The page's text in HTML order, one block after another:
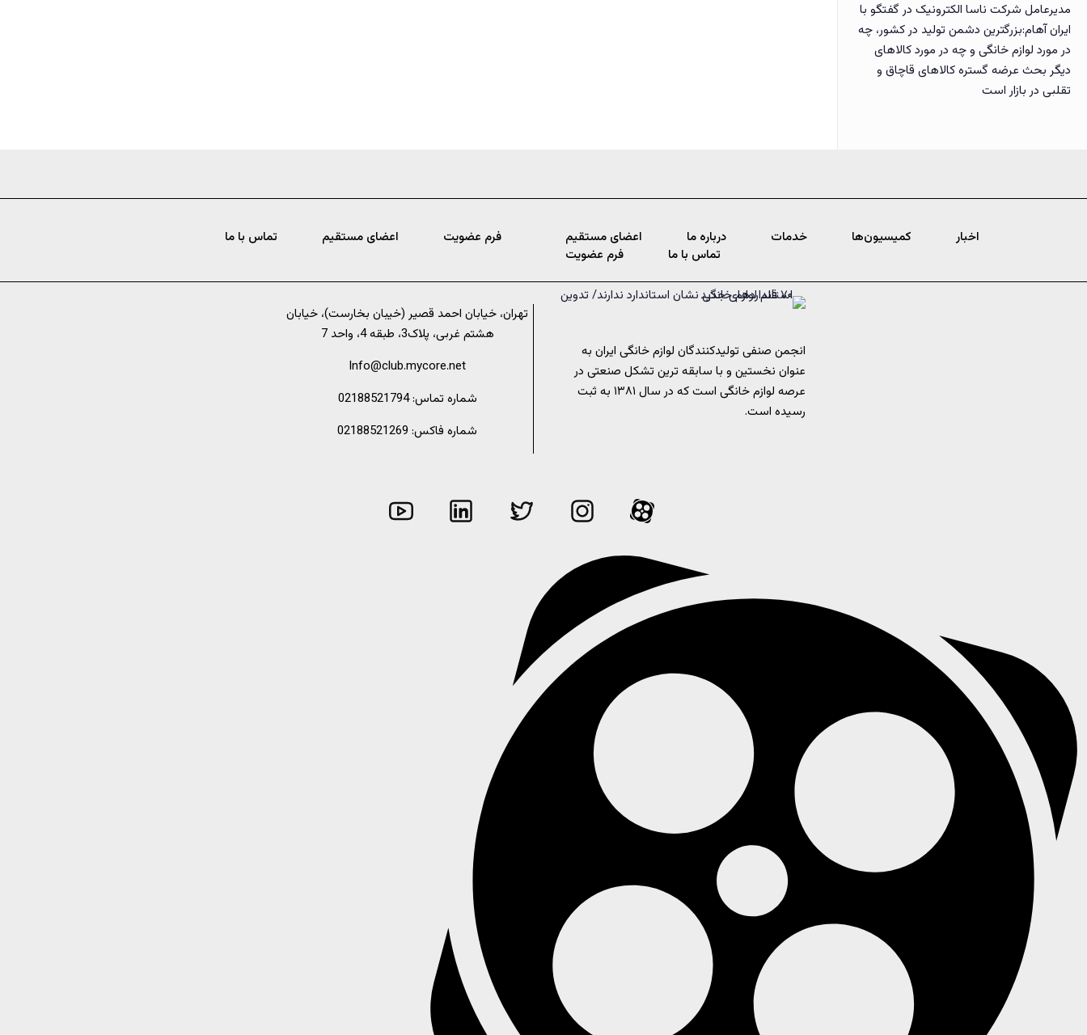
مدیرعامل شرکت ناسا الکترونیک در گفتگو با
ایران آهام:بزرگترین دشمن تولید در کشور، چه
در مورد لوازم خانگی و چه در مورد کالاهای
دیگر بحث عرضه گستره کالاهای قاچاق و
تقلبی در بازار است
اخبار کمیسیون‌ها خدمات درباره ما
اعضای مستقیم
تماس با ما
فرم عضویت
فرم عضویت اعضای مستقیم تماس با ما
انجمن صنفی تولیدکنندگان لوازم خانگی ایران به
عنوان نخستین و با سابقه ترین تشکل صنعتی در
عرصه لوازم خانگی است که در سال ۱۳۸۱ به ثبت
رسیده است.
تهران، خیابان احمد قصیر (خیبان بخارست)، خیابان
هشتم غربی، پلاک3، طبقه 4، واحد 7
Info@club.mycore.net
شماره تماس: 02188521794
شماره فاکس: 02188521269